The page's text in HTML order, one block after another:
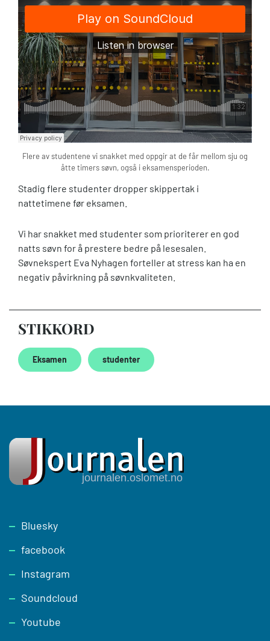
Flere av studentene vi snakket med oppgir at de får mellom sju og
åtte timers søvn, også i eksamensperioden.
Stadig flere studenter dropper skippertak i
nattetimene før eksamen.
Vi har snakket med studenter som prioriterer en god
natts søvn for å prestere bedre på lesesalen.
Søvnekspert Eva Nyhagen forteller at stress kan ha en
negativ påvirkning på søvnkvaliteten.
STIKKORD
Eksamen studenter
Footer
Bluesky
facebook
Instagram
Soundcloud
Youtube